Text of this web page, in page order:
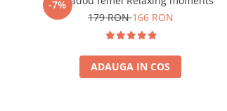
-7%
179 RON166 RON
ADAUGA IN COS